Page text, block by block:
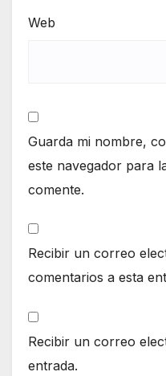
Web
Guarda mi nombre,
este navegador para
comente.
Recibir un correo
comentarios a esta
Recibir un correo
entrada.